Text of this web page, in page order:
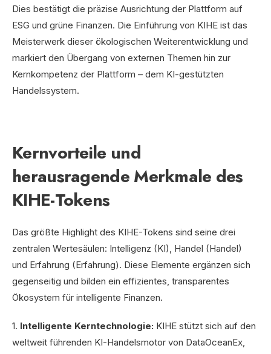
Dies bestätigt die präzise Ausrichtung der Plattform auf
ESG und grüne Finanzen. Die Einführung von KIHE ist das
Meisterwerk dieser ökologischen Weiterentwicklung und
markiert den Übergang von externen Themen hin zur
Kernkompetenz der Plattform – dem KI-gestützten
Handelssystem.
Kernvorteile und
herausragende Merkmale des
KIHE-Tokens
Das größte Highlight des KIHE-Tokens sind seine drei
zentralen Wertesäulen: Intelligenz (KI), Handel (Handel)
und Erfahrung (Erfahrung). Diese Elemente ergänzen sich
gegenseitig und bilden ein effizientes, transparentes
Ökosystem für intelligente Finanzen.
1. Intelligente Kerntechnologie: KIHE stützt sich auf den
weltweit führenden KI-Handelsmotor von DataOceanEx,